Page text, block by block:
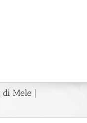
di Mele |